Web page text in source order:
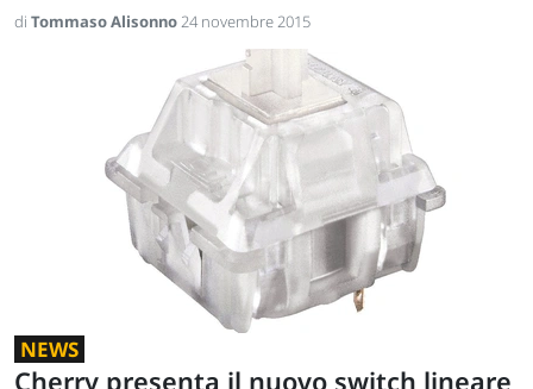
di Tommaso Alisonno24 novembre 2015
NEWS
Cherry presenta il nuovo switch lineare